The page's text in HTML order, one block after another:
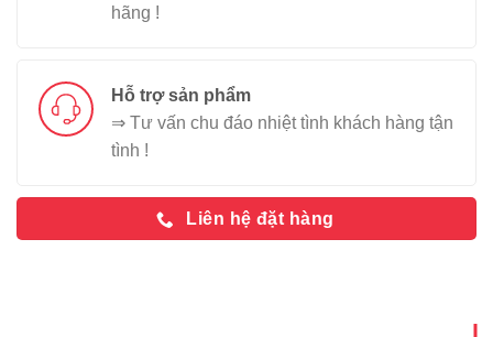
hãng !
Hỗ trợ sản phẩm
⇒ Tư vấn chu đáo nhiệt tình khách hàng tận
tình !
Liên hệ đặt hàng